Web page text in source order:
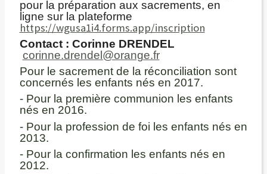
pour la préparation aux sacrements, en
ligne sur la plateforme
https://wgusa1i4.forms.app/inscription
Contact : Corinne DRENDEL
corinne.drendel@orange.fr
Pour le sacrement de la réconciliation sont
concernés les enfants nés en 2017.
- Pour la première communion les enfants
nés en 2016.
- Pour la profession de foi les enfants nés en
2013.
- Pour la confirmation les enfants nés en
2012.